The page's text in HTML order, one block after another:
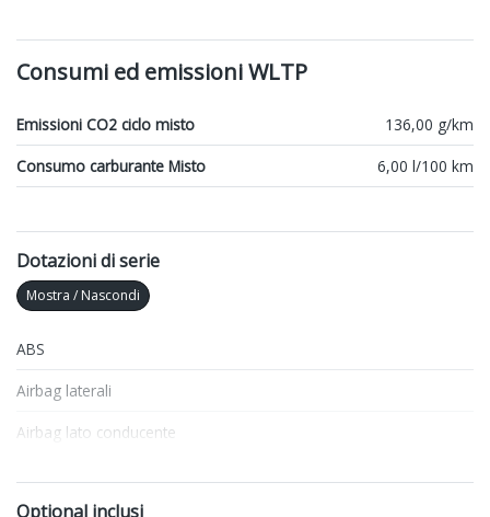
Consumi ed emissioni WLTP
Emissioni CO2 ciclo misto
136,00 g/km
Consumo carburante Misto
6,00 l/100 km
Dotazioni di serie
Mostra / Nascondi
ABS
Airbag laterali
Airbag lato conducente
Optional inclusi